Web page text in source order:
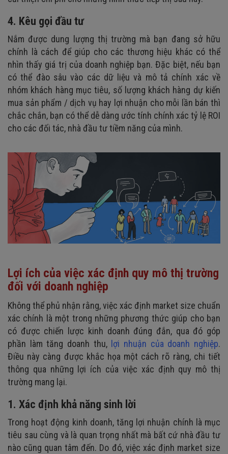
4. Kêu gọi đầu tư
Nắm được dung lượng thị trường mà bạn đang sở hữu
chính là cách để giúp cho các thương hiệu khác có thể
nhìn thấy giá trị của doanh nghiệp bạn. Đặc biệt, nếu bạn
có thể đào sâu vào các dữ liệu và mô tả chính xác về
nhóm khách hàng mục tiêu, số lượng khách hàng dự kiến
mua sản phẩm / dịch vụ hay lợi nhuận cho mỗi lần bán thì
chắc chắn, bạn có thể dễ dàng ước tính chính xác tỷ lệ ROI
cho các đối tác, nhà đầu tư tiềm năng của mình.
Lợi ích của việc xác định quy mô thị trường
đối với doanh nghiệp
Không thể phủ nhận rằng, việc xác định market size chuẩn
xác chính là một trong những phương thức giúp cho bạn
có được chiến lược kinh doanh đúng đắn, qua đó góp
phần làm tăng doanh thu, lợi nhuận của doanh nghiệp.
Điều này càng được khắc họa một cách rõ ràng, chi tiết
thông qua những lợi ích của việc xác định quy mô thị
trường mang lại.
1. Xác định khả năng sinh lời
Trong hoạt động kinh doanh, tăng lợi nhuận chính là mục
tiêu sau cùng và là quan trọng nhất mà bất cứ nhà đầu tư
nào cũng quan tâm đến. Do đó, việc xác định market size